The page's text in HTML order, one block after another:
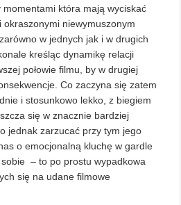
momentami która mają wyciskać
okraszonymi niewymuszonym
w jednych jak i w drugich
kreśląc dynamikę relacji
połowie filmu, by w drugiej
Co zaczyna się zatem
i stosunkowo lekko, z biegiem
się w znacznie bardziej
jednak zarzucać przy tym jego
o emocjonalną kluchę w gardle
sobie – to po prostu wypadkowa
się na udane filmowe